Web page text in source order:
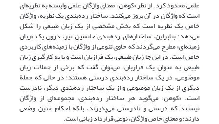
علمی محدود کرد. از نظر «کوهن» معنای واژگان علمی وابسته به نظریه‌ای
است که واژگان در آن بروز می‌کنند. ساختار رده‌بندی یک نظریه، واژگان
خاص یک نظریه است که بخش مشخصی از یک زبان طبیعی را شکل
می‌دهد؛ بنابراین، ساختارهای رده‌بندی جانشین نیز، درون یک «زبان
زمینه‌ای» مطرح می‌گردند که حاوی تنوعی از واژگان با زمینه‌های کاربردی
خاص است. در این جا زبان طبیعی، یک فرازبان است و با به کارگیری زبان
طبیعی به عنوان یک فرازبان، می‌توان گفت که برخی از جملات زبان
موضوعی، در یک ساختار رده‌بندی درستی هستند؛ در حالی که جملة
دیگری از یک زبان موضوعی و از یک ساختار رده‌بندی دیگر، نادرست
است. «کوهن» می‌گوید هر ساختار رده‌بندی، مجموعه‌ای از واژگان
نیستند که درستی و نادرستی می‌پذیرند، بلکه احکام چنین وضعی
دارند؛ و معنای خاص واژگان، نوعی قرارداد زبانی است.